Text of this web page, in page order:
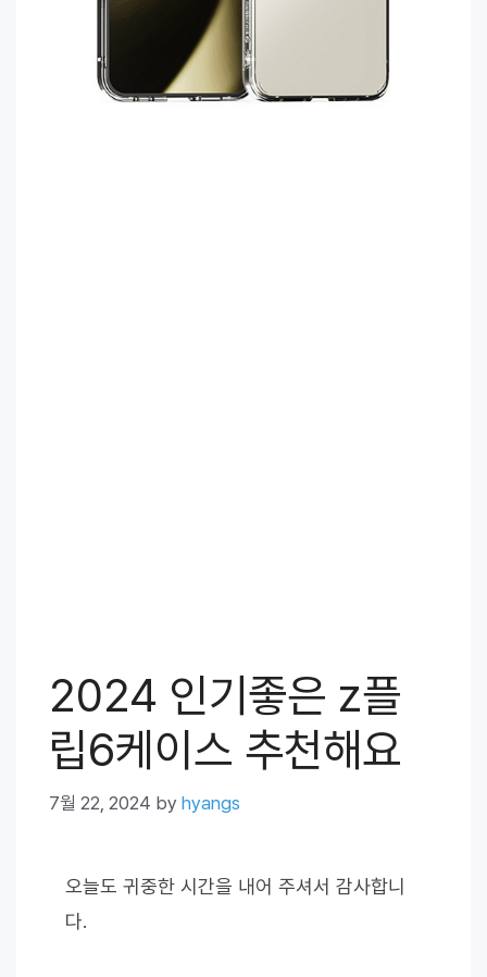
2024 인기좋은 z플
립6케이스 추천해요
7월 22, 2024 by hyangs
오늘도 귀중한 시간을 내어 주셔서 감사합니
다.